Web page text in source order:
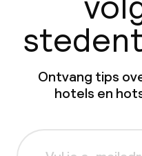
Ontvang tips
hotels en